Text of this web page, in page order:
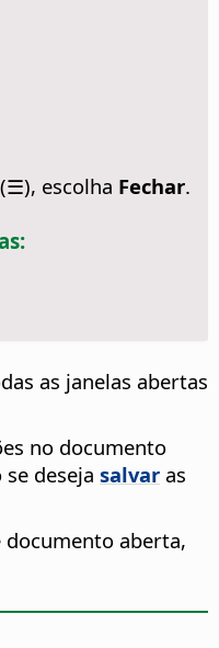
escolha Fechar.
as janelas abertas
no documento
deseja salvar as
aberta,